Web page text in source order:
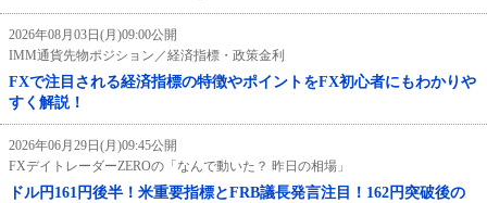
2026年08月03日(月)09:00公開
IMM通貨先物ポジション／経済指標・政策金利
FXで注目される経済指標の特徴やポイントをFX初心者にもわかりや
すく解説！
2026年06月29日(月)09:45公開
FXデイトレーダーZEROの「なんで動いた？ 昨日の相場」
ドル円161円後半！米重要指標とFRB議長発言注目！162円突破後の